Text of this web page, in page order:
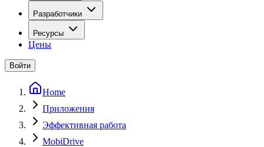
Разработчики
Ресурсы
Цены
Войти
Home
Приложения
Эффективная работа
MobiDrive